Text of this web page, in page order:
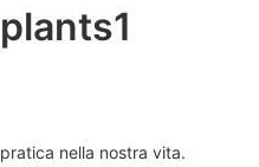
nella nostra vita.